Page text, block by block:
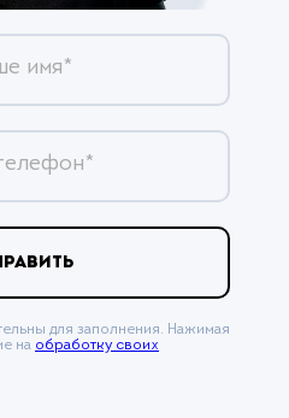
имя*
для заполнения. Нажимая
на обработку своих